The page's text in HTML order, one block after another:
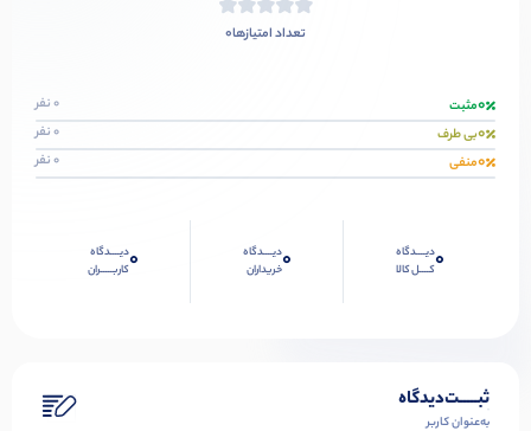
تعداد امتیازها0
0مثبت 0 نفر
0بی طرف 0 نفر
0منفی 0 نفر
0دیــــدگاه
کــــل کالا
0دیــــدگاه
خریداران
0دیــــدگاه
کاربـــــران
ثبـــــت‌دیدگاه
به‌عنوان کاربر